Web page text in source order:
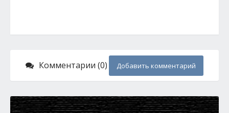
Комментарии (0) Добавить комментарий